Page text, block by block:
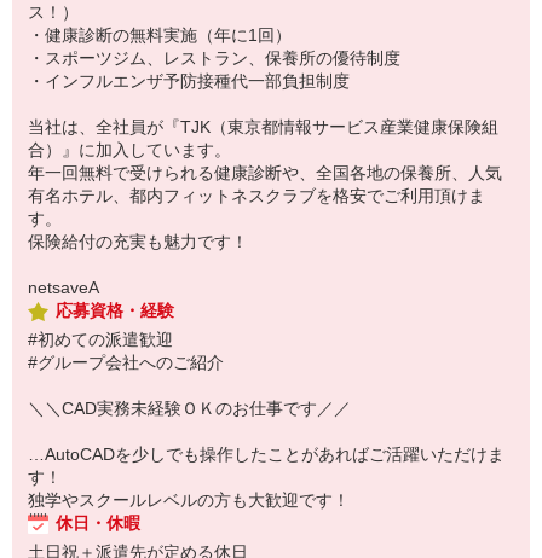
ス！）
・健康診断の無料実施（年に1回）
・スポーツジム、レストラン、保養所の優待制度
・インフルエンザ予防接種代一部負担制度
当社は、全社員が『TJK（東京都情報サービス産業健康保険組
合）』に加入しています。
年一回無料で受けられる健康診断や、全国各地の保養所、人気
有名ホテル、都内フィットネスクラブを格安でご利用頂けま
す。
保険給付の充実も魅力です！
netsaveA
応募資格・経験
#初めての派遣歓迎
#グループ会社へのご紹介
＼＼CAD実務未経験ＯＫのお仕事です／／
…AutoCADを少しでも操作したことがあればご活躍いただけま
す！
独学やスクールレベルの方も大歓迎です！
休日・休暇
土日祝＋派遣先が定める休日